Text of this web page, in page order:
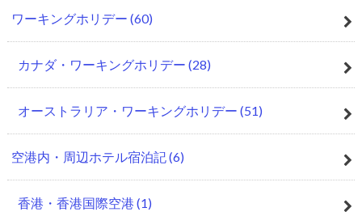
ワーキングホリデー (60)
カナダ・ワーキングホリデー (28)
オーストラリア・ワーキングホリデー (51)
空港内・周辺ホテル宿泊記(6)
香港・香港国際空港 (1)